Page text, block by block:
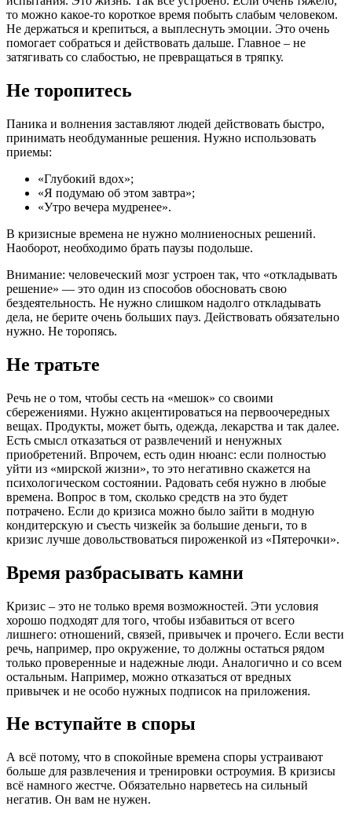
то можно какое-то короткое время побыть слабым человеком.
Не держаться и крепиться, а выплеснуть эмоции. Это очень
помогает собраться и действовать дальше. Главное – не
затягивать со слабостью, не превращаться в тряпку.
Не торопитесь
Паника и волнения заставляют людей действовать быстро,
принимать необдуманные решения. Нужно использовать
приемы:
«Глубокий вдох»;
«Я подумаю об этом завтра»;
«Утро вечера мудренее».
В кризисные времена не нужно молниеносных решений.
Наоборот, необходимо брать паузы подольше.
Внимание: человеческий мозг устроен так, что «откладывать
решение» — это один из способов обосновать свою
бездеятельность. Не нужно слишком надолго откладывать
дела, не берите очень больших пауз. Действовать обязательно
нужно. Не торопясь.
Не тратьте
Речь не о том, чтобы сесть на «мешок» со своими
сбережениями. Нужно акцентироваться на первоочередных
вещах. Продукты, может быть, одежда, лекарства и так далее.
Есть смысл отказаться от развлечений и ненужных
приобретений. Впрочем, есть один нюанс: если полностью
уйти из «мирской жизни», то это негативно скажется на
психологическом состоянии. Радовать себя нужно в любые
времена. Вопрос в том, сколько средств на это будет
потрачено. Если до кризиса можно было зайти в модную
кондитерскую и съесть чизкейк за большие деньги, то в
кризис лучше довольствоваться пироженкой из «Пятерочки».
Время разбрасывать камни
Кризис – это не только время возможностей. Эти условия
хорошо подходят для того, чтобы избавиться от всего
лишнего: отношений, связей, привычек и прочего. Если вести
речь, например, про окружение, то должны остаться рядом
только проверенные и надежные люди. Аналогично и со всем
остальным. Например, можно отказаться от вредных
привычек и не особо нужных подписок на приложения.
Не вступайте в споры
А всё потому, что в спокойные времена споры устраивают
больше для развлечения и тренировки остроумия. В кризисы
всё намного жестче. Обязательно нарветесь на сильный
негатив. Он вам не нужен.